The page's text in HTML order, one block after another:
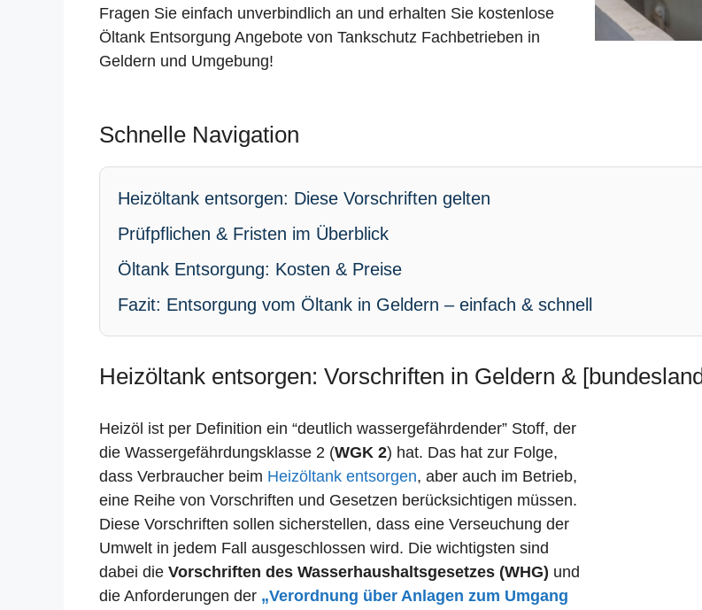
Fragen Sie einfach unverbindlich an und erhalten Sie kostenlose
Öltank Entsorgung Angebote von Tankschutz Fachbetrieben in
Geldern und Umgebung!
Schnelle Navigation
Heizöltank entsorgen: Diese Vorschriften gelten
Prüfpflichen & Fristen im Überblick
Öltank Entsorgung: Kosten & Preise
Fazit: Entsorgung vom Öltank in Geldern – einfach & schnell
Heizöltank entsorgen: Vorschriften in Geldern &
Heizöl ist per Definition ein “deutlich wassergefährdender” Stoff, der
die Wassergefährdungsklasse 2 (WGK 2) hat. Das hat zur Folge,
dass Verbraucher beim Heizöltank entsorgen, aber auch im Betrieb,
eine Reihe von Vorschriften und Gesetzen berücksichtigen müssen.
Diese Vorschriften sollen sicherstellen, dass eine Verseuchung der
Umwelt in jedem Fall ausgeschlossen wird. Die wichtigsten sind
dabei die Vorschriften des Wasserhaushaltsgesetzes (WHG) und
die Anforderungen der „Verordnung über Anlagen zum Umgang